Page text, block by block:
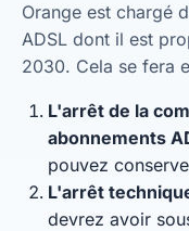
Orange est chargé
ADSL dont il est
2030. Cela se fera
L'arrêt de la
abonnements
pouvez
L'arrêt
devrez avoir